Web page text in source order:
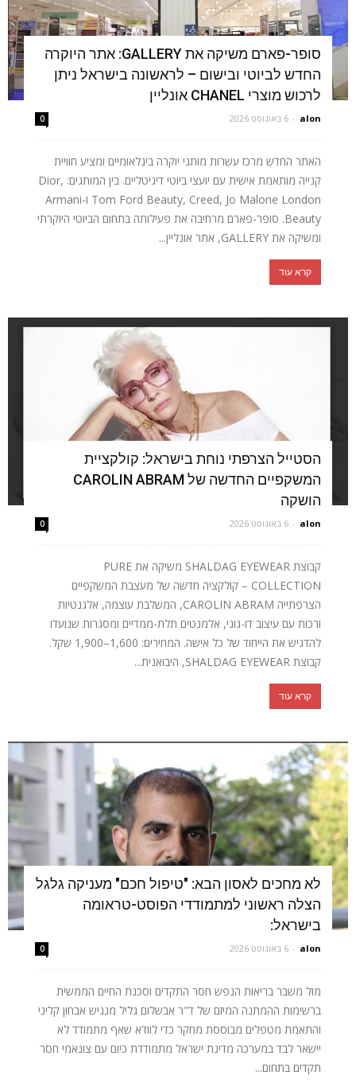
סופר-פארם משיקה את GALLERY: אתר היוקרה
החדש לביוטי ובישום – לראשונה בישראל ניתן
לרכוש מוצרי CHANEL אונליין
alon
- 6 באוגוסט 2026 0
האתר החדש מרכז עשרות מותגי יוקרה בינלאומיים ומציע חוויית
קנייה מותאמת אישית עם יועצי ביוטי דיגיטליים. בין המותגים: Dior,
Tom Ford Beauty, Creed, Jo Malone London ו-Armani
Beauty. סופר-פארם מרחיבה את פעילותה בתחום הביוטי היוקרתי
ומשיקה את GALLERY, אתר אונליין...
קרא עוד
הסטייל הצרפתי נוחת בישראל: קולקציית
המשקפיים החדשה של CAROLIN ABRAM
הושקה
alon
- 6 באוגוסט 2026 0
קבוצת SHALDAG EYEWEAR משיקה את PURE
COLLECTION – קולקציה חדשה של מעצבת המשקפיים
הצרפתייה CAROLIN ABRAM, המשלבת עוצמה, אלגנטיות
ורכות עם עיצוב דו-גוני, אלמנטים תלת-ממדיים ומסגרות שנועדו
להדגיש את הייחוד של כל אישה. המחירים: 1,600–1,900 שקל.
קבוצת SHALDAG EYEWEAR, היבואנית...
קרא עוד
לא מחכים לאסון הבא: "טיפול חכם" מעניקה גלגל
הצלה ראשוני למתמודדי הפוסט-טראומה
בישראל:
alon
- 6 באוגוסט 2026 0
מול משבר בריאות הנפש חסר התקדים וסכנת החיים הממשית
ברשימות ההמתנה המיזם של ד"ר אבשלום גליל מנגיש אבחון קליני
והתאמת מטפלים מבוססת מחקר כדי לוודא שאף מתמודד לא
יישאר לבד במערכה מדינת ישראל מתמודדת כיום עם צונאמי חסר
תקדים בתחום...